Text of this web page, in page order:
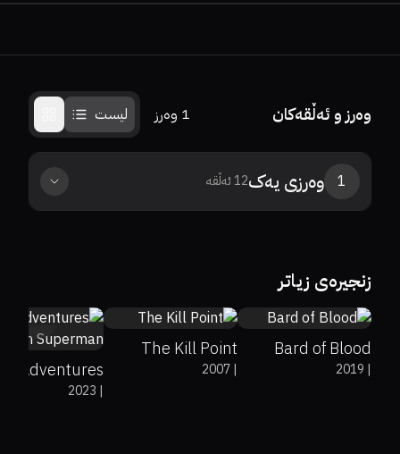
وەرز و ئەڵقەکان 1 وەرز لیست
1 وەرزی یەک12ئەڵقە
زنجیرەی زیاتر
Bard of Blood
|
2019
The Kill Point
|
2007
Adventures
Superman|
2023